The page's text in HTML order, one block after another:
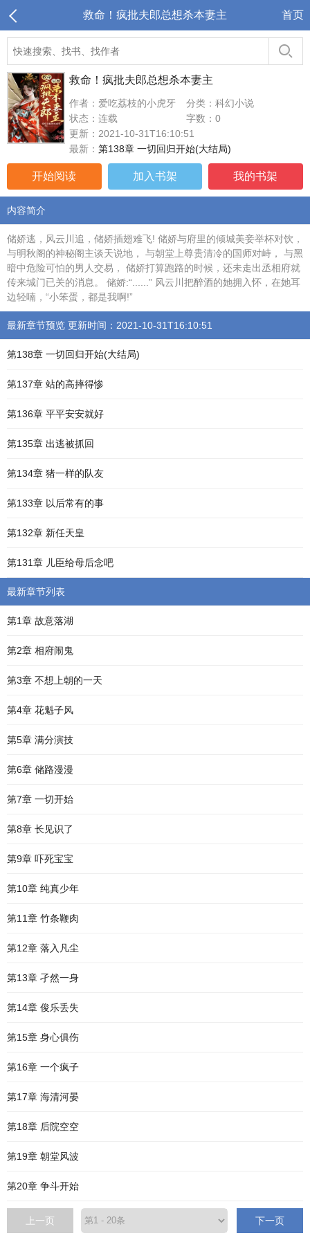
救命！疯批夫郎总想杀本妻主 首页
救命！疯批夫郎总想杀本妻主
作者：爱吃荔枝的小虎牙
分类：科幻小说
状态：连载
字数：0
更新：2021-10-31T16:10:51
最新： 第138章 一切回归开始(大结局)
开始阅读 加入书架 我的书架
内容简介
储娇逃，风云川追，储娇插翅难飞! 储娇与府里的倾城美妾举杯对饮，
与明秋阁的神秘阁主谈天说地， 与朝堂上尊贵清冷的国师对峙， 与黑
暗中危险可怕的男人交易， 储娇打算跑路的时候，还未走出丞相府就
传来城门已关的消息。 储娇:“......” 风云川把醉酒的她拥入怀，在她耳
边轻喃，“小笨蛋，都是我啊!”
最新章节预览 更新时间：2021-10-31T16:10:51
第138章 一切回归开始(大结局)
第137章 站的高摔得惨
第136章 平平安安就好
第135章 出逃被抓回
第134章 猪一样的队友
第133章 以后常有的事
第132章 新任天皇
第131章 儿臣给母后念吧
最新章节列表
第1章 故意落湖
第2章 相府闹鬼
第3章 不想上朝的一天
第4章 花魁子风
第5章 满分演技
第6章 储路漫漫
第7章 一切开始
第8章 长见识了
第9章 吓死宝宝
第10章 纯真少年
第11章 竹条鞭肉
第12章 落入凡尘
第13章 孑然一身
第14章 俊乐丢失
第15章 身心俱伤
第16章 一个疯子
第17章 海清河晏
第18章 后院空空
第19章 朝堂风波
第20章 争斗开始
上一页 下一页